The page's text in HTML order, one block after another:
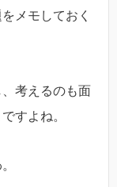
メモしておく
考えるのも面
すよね。